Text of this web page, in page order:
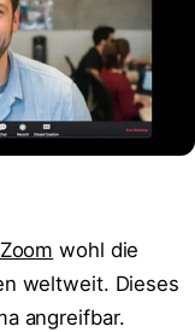
Zoom wohl die
weltweit. Dieses
angreifbar.